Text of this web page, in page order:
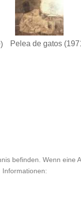
Pelea de gatos
befinden. Wenn eine